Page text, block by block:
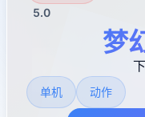
5.0
梦
单机 动作